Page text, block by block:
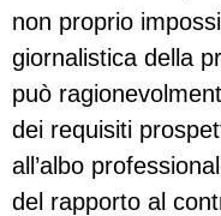
non proprio
giornalistica della
può
dei requisiti
all’albo
del rapporto al